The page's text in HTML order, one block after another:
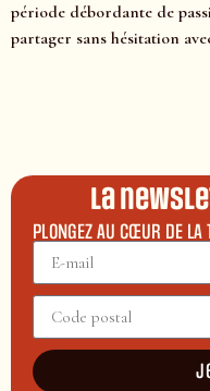
période débordante de
partager sans hésitation
La
PLONGEZ AU CŒUR DE